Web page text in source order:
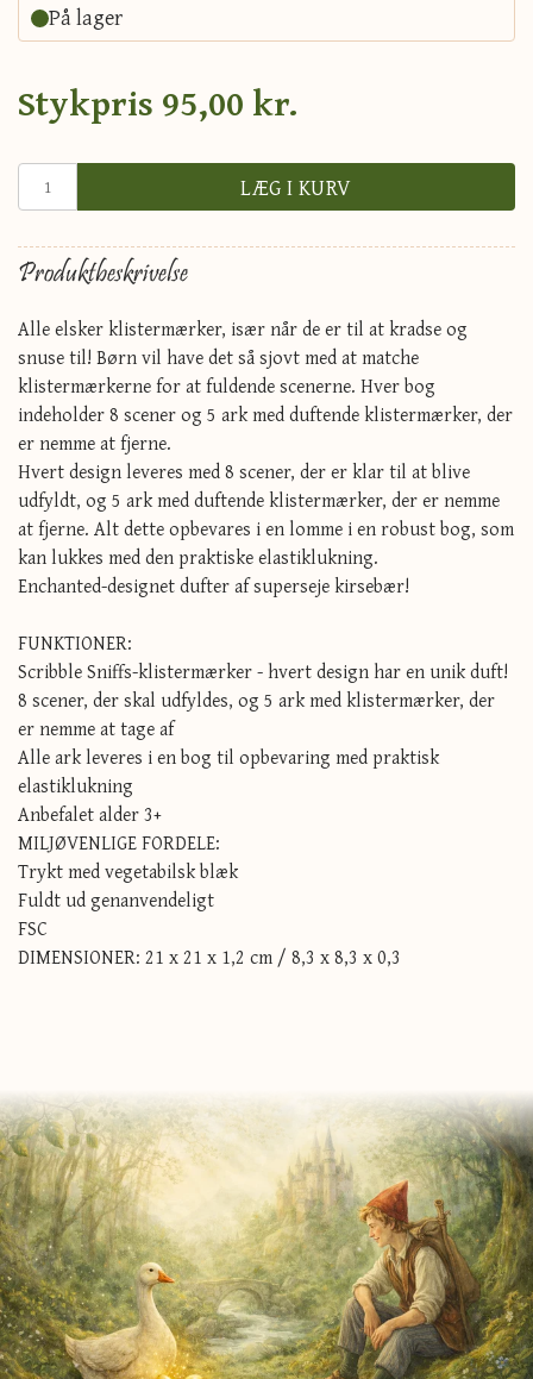
På lager
Stykpris 95,00 kr.
LÆG I KURV
Produktbeskrivelse
Alle elsker klistermærker, især når de er til at kradse og
snuse til! Børn vil have det så sjovt med at matche
klistermærkerne for at fuldende scenerne. Hver bog
indeholder 8 scener og 5 ark med duftende klistermærker, der
er nemme at fjerne.
Hvert design leveres med 8 scener, der er klar til at blive
udfyldt, og 5 ark med duftende klistermærker, der er nemme
at fjerne. Alt dette opbevares i en lomme i en robust bog, som
kan lukkes med den praktiske elastiklukning.
Enchanted-designet dufter af superseje kirsebær!
FUNKTIONER:
Scribble Sniffs-klistermærker - hvert design har en unik duft!
8 scener, der skal udfyldes, og 5 ark med klistermærker, der
er nemme at tage af
Alle ark leveres i en bog til opbevaring med praktisk
elastiklukning
Anbefalet alder 3+
MILJØVENLIGE FORDELE:
Trykt med vegetabilsk blæk
Fuldt ud genanvendeligt
FSC
DIMENSIONER: 21 x 21 x 1,2 cm / 8,3 x 8,3 x 0,3